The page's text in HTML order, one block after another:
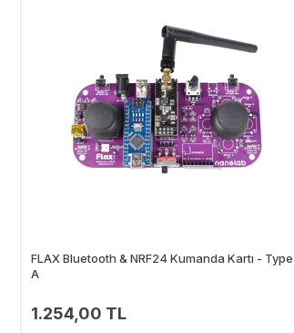
FLAX Bluetooth & NRF24 Kumanda Kartı - Type
A
1.254,00 TL